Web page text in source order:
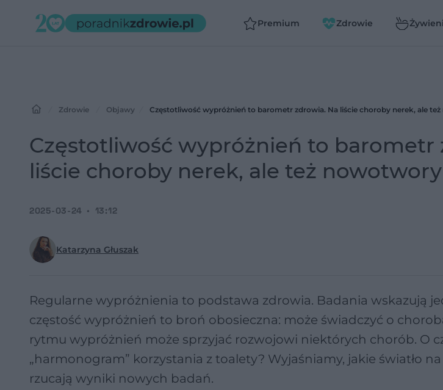
Premium Zdrowie
Zdrowie Objawy Częstotliwość wypróżnień to barometr zdrowia. Na liście choroby nerek, ale
Częstotliwość wypróżnień to barometr
liście choroby nerek, ale też
Katarzyna Głuszak
2025-03-24 13:12
Regularne wypróżnienia to podstawa zdrowia. Badania wskazują
częstość wypróżnień to broń obosieczna: może świadczyć o
rytmu wypróżnień może sprzyjać rozwojowi niektórych chorób. O
„harmonogram” korzystania z toalety? Wyjaśniamy, jakie światło
rzucają wyniki nowych badań.